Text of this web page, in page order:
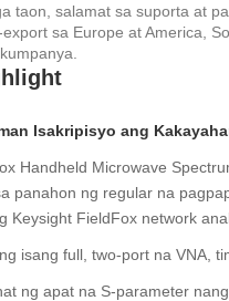
taon, salamat sa suporta at
sa Europe at America,
Isakripisyo ang
Handheld Microwave
panahon ng regular na
Keysight FieldFox network
isang full, two-port na VNA,
ng apat na S-parameter